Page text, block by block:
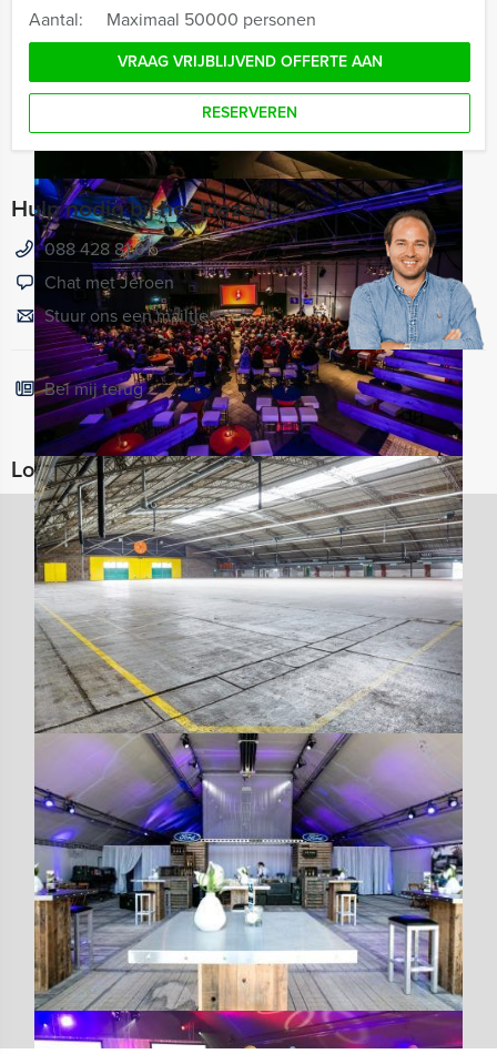
Aantal:
Maximaal 50000 personen
VRAAG VRIJBLIJVEND OFFERTE AAN
RESERVEREN
Hulp nodig bij het kiezen?
088 428 81 01
Chat met Jeroen
Stuur ons een mailtje
Bel mij terug
Locaties in de buurt van Vliegveld Twenthe